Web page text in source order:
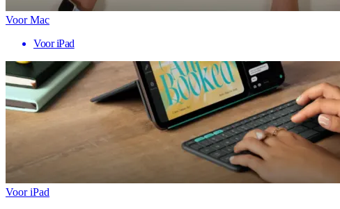
Voor Mac
Voor iPad
Voor iPad